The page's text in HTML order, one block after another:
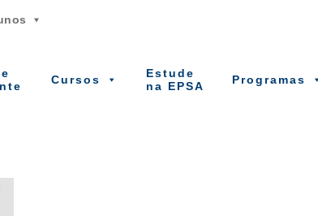
Cursos
Estude
na EPSA
Programas